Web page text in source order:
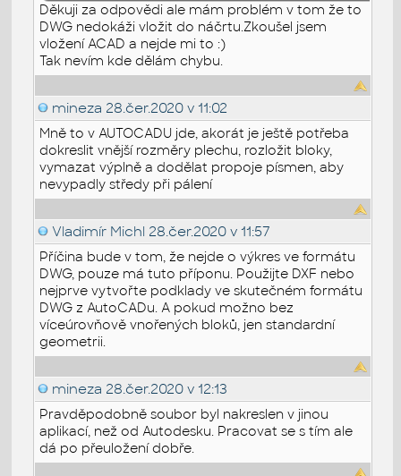
Děkuji za odpovědi ale mám problém v tom že to
DWG nedokáži vložit do náčrtu.Zkoušel jsem
vložení ACAD a nejde mi to :)
Tak nevím kde dělám chybu.
mineza 28.čer.2020 v 11:02
Mně to v AUTOCADU jde, akorát je ještě potřeba
dokreslit vnější rozměry plechu, rozložit bloky,
vymazat výplně a dodělat propoje písmen, aby
nevypadly středy při pálení
Vladimír Michl 28.čer.2020 v 11:57
Příčina bude v tom, že nejde o výkres ve formátu
DWG, pouze má tuto příponu. Použijte DXF nebo
nejprve vytvořte podklady ve skutečném formátu
DWG z AutoCADu. A pokud možno bez
víceúrovňově vnořených bloků, jen standardní
geometrii.
mineza 28.čer.2020 v 12:13
Pravděpodobně soubor byl nakreslen v jinou
aplikací, než od Autodesku. Pracovat se s tím ale
dá po přeuložení dobře.